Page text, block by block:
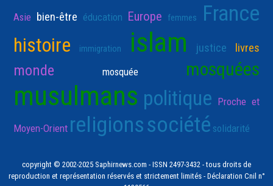
Asie bien-être éducation Europe femmes France
histoire immigration islam justice livres
monde mosquée mosquées
musulmans politique Proche et
Moyen-Orient religionssociété solidarité
copyright © 2002-2025 Saphirnews.com - ISSN 2497-3432 - tous droits de
reproduction et représentation réservés et strictement limités - Déclaration Cnil n°